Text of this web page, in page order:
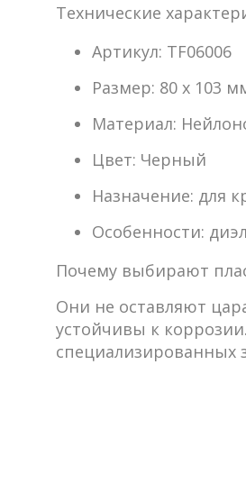
Технические
Артикул: TF06006
Размер: 80 x 103
Материал:
Цвет: Черный
Назначение: для
Особенности:
Почему выбирают
Они не оставляют
устойчивы к
специализированных